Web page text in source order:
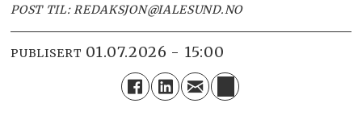
POST TIL: REDAKSJON@IALESUND.NO
PUBLISERT 01.07.2026 - 15:00